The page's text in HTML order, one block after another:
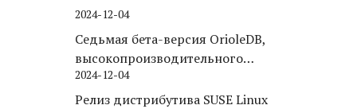
2024-12-04
Седьмая бета-версия OrioleDB,
высокопроизводительного
движка хранения для PostgreSQL
2024-12-04
Релиз дистрибутива SUSE Linux